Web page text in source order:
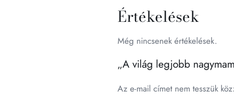
Értékelések
Még nincsenek értékelések.
„A világ legjobb
Az e-mail címet nem tesszük